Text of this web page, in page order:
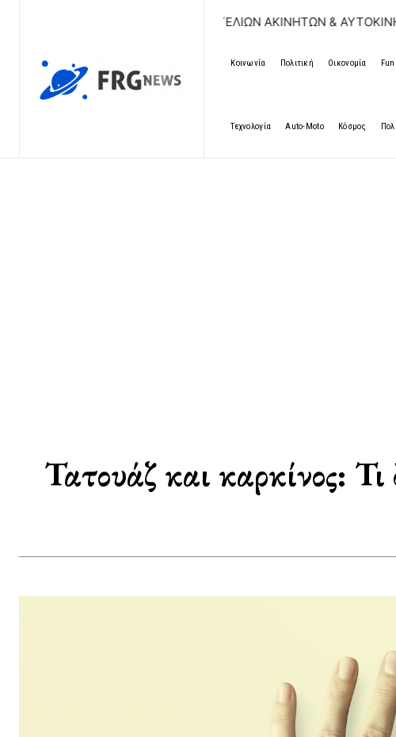
ΔΩΡΕΑΝ ΚΑΤΑΧΩΡΗΣΗ ΑΓΓΕΛΙΩΝ ΑΚΙΝΗΤΩΝ & ΑΥΤΟΚΙΝΗΤΩΝ |
Κοινωνία Πολιτική Οικονομία
Τεχνολογία Auto-Moto Κόσμος
Τατουάζ και καρκίνος: Τι